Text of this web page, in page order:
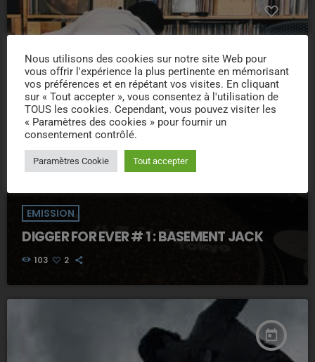
EMISSION
DIGGER FOR EVER # 1 : BASEMENT JACK
103 2
today
Nous utilisons des cookies sur notre site Web pour
vous offrir l'expérience la plus pertinente en mémorisant
vos préférences et en répétant vos visites. En cliquant
sur « Tout accepter », vous consentez à l'utilisation de
TOUS les cookies. Cependant, vous pouvez visiter les
« Paramètres des cookies » pour fournir un
consentement contrôlé.
Paramètres Cookie Tout accepter